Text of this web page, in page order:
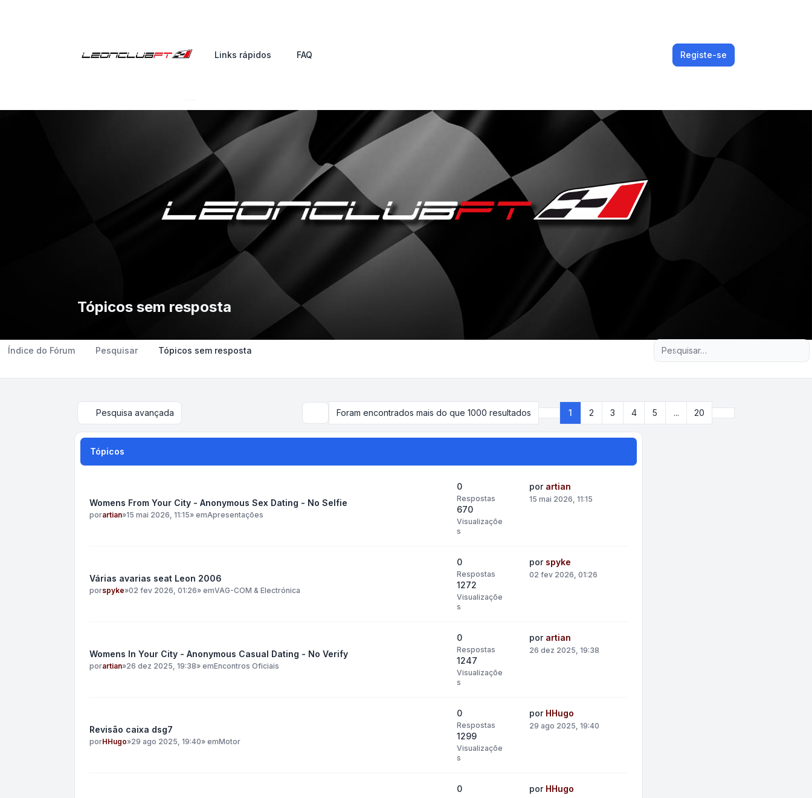
Links rápidos FAQ Registe-se
Tópicos sem resposta
Índice do Fórum Pesquisar Tópicos sem resposta Pesquisa avançada
Pesquisa avançada PesquisarForam encontrados mais do que 1000 resultados Página de
1 2 3 4 5 ... 20
Tópicos
Womens From Your City - Anonymous Sex Dating - No Selfie
porartian»15 mai 2026, 11:15» emApresentações
0
Respostas
670
Visualizaçõe
s
por artian
15 mai 2026, 11:15
Várias avarias seat Leon 2006
porspyke»02 fev 2026, 01:26» emVAG-COM & Electrónica
0
Respostas
1272
Visualizaçõe
s
por spyke
02 fev 2026, 01:26
Womens In Your City - Anonymous Casual Dating - No Verify
porartian»26 dez 2025, 19:38» emEncontros Oficiais
0
Respostas
1247
Visualizaçõe
s
por artian
26 dez 2025, 19:38
Revisão caixa dsg7
porHHugo»29 ago 2025, 19:40» emMotor
0
Respostas
1299
Visualizaçõe
s
por HHugo
29 ago 2025, 19:40
0 por HHugo